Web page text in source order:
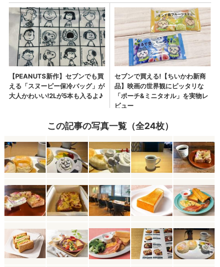
この記事の写真一覧（全24枚）